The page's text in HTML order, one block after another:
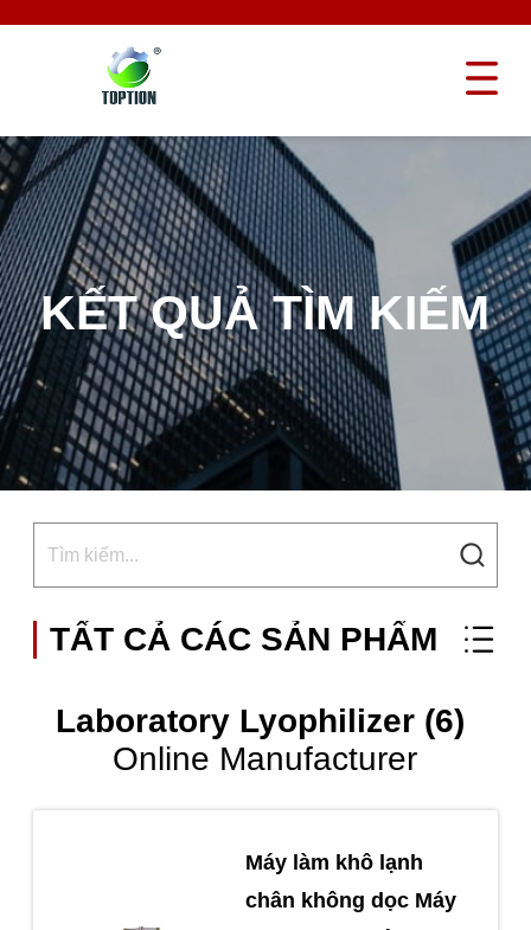
KẾT QUẢ TÌM KIẾM
TẤT CẢ CÁC SẢN PHẨM
Laboratory Lyophilizer (6)
Online Manufacturer
Máy làm khô lạnh
chân không dọc Máy